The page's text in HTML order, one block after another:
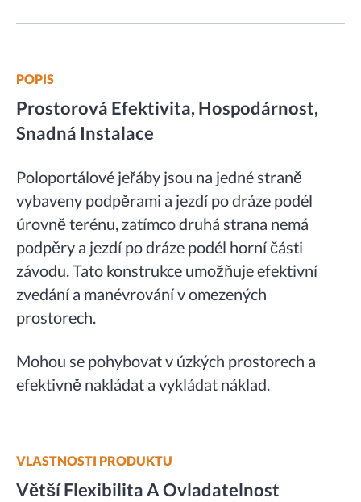
POPIS
Prostorová Efektivita, Hospodárnost,
Snadná Instalace
Poloportálové jeřáby jsou na jedné straně
vybaveny podpěrami a jezdí po dráze podél
úrovně terénu, zatímco druhá strana nemá
podpěry a jezdí po dráze podél horní části
závodu. Tato konstrukce umožňuje efektivní
zvedání a manévrování v omezených
prostorech.
Mohou se pohybovat v úzkých prostorech a
efektivně nakládat a vykládat náklad.
VLASTNOSTI PRODUKTU
Větší Flexibilita A Ovladatelnost